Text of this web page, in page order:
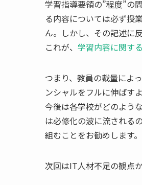
学習指導要領の”程度”の
る内容については必ず授
ん。しかし、その記述に
これが、 学習内容に関す
つまり、教員の裁量によ
ンシャルをフルに伸ばす
今後は各学校がどのよう
は必修化の波に流される
組むことをお勧めします。
次回はIT人材不足の観点